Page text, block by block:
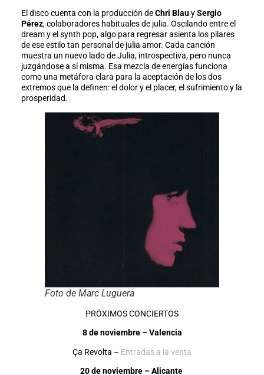
El disco cuenta con la producción deChri BlauySergio
Pérez, colaboradores habituales de julia. Oscilando entre el
dream y el synth pop, algo para regresar asienta los pilares
de ese estilo tan personal de julia amor. Cada canción
muestra un nuevo lado de Julia, introspectiva, pero nunca
juzgándose a sí misma. Esa mezcla de energías funciona
como una metáfora clara para la aceptación de los dos
extremos que la definen: el dolor y el placer, el sufrimiento y la
prosperidad.
Foto de Marc Luguera
PRÓXIMOS CONCIERTOS
8 de noviembre – Valencia
Ça Revolta – Entradas a la venta
20 de noviembre – Alicante